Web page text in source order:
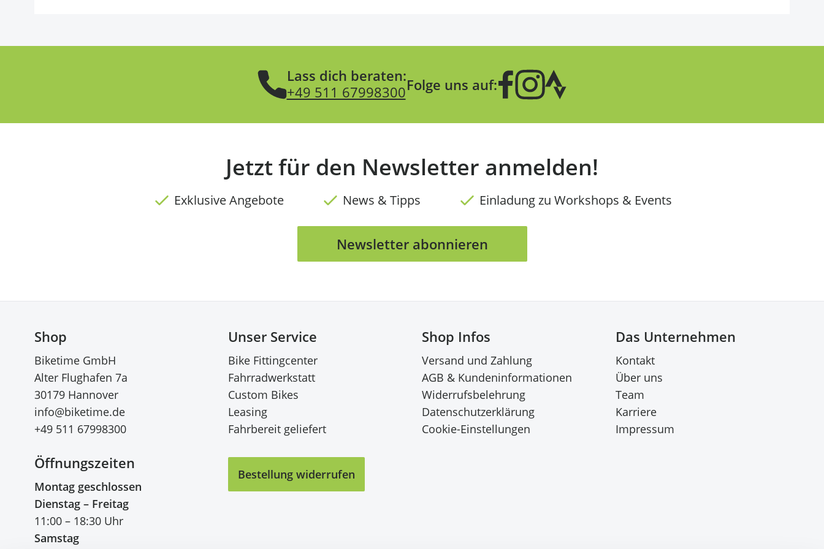
Lass dich beraten:
+49 511 67998300Folge uns auf:
Jetzt für den Newsletter anmelden!
Exklusive Angebote News & Tipps Einladung zu Workshops & Events
Newsletter abonnieren
Shop
Biketime GmbH
Alter Flughafen 7a
30179 Hannover
info@biketime.de
+49 511 67998300
Öffnungszeiten
Montag geschlossen
Dienstag – Freitag
11:00 – 18:30 Uhr
Samstag
Unser Service
Bike Fittingcenter
Fahrradwerkstatt
Custom Bikes
Leasing
Fahrbereit geliefert
Shop Infos
Versand und Zahlung
AGB & Kundeninformationen
Widerrufsbelehrung
Datenschutzerklärung
Cookie-Einstellungen
Das Unternehmen
Kontakt
Über uns
Team
Karriere
Impressum
Bestellung widerrufen